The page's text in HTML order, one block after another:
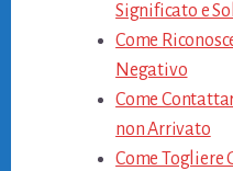
Significato e
Come
Negativo
Come
non Arrivato
Come Togliere